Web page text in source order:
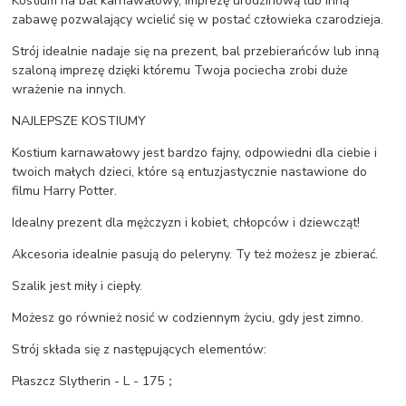
zabawę pozwalający wcielić się w postać człowieka czarodzieja.
Strój idealnie nadaje się na prezent, bal przebierańców lub inną
szaloną imprezę dzięki któremu Twoja pociecha zrobi duże
wrażenie na innych.
NAJLEPSZE KOSTIUMY
Kostium karnawałowy jest bardzo fajny, odpowiedni dla ciebie i
twoich małych dzieci, które są entuzjastycznie nastawione do
filmu Harry Potter.
Idealny prezent dla mężczyzn i kobiet, chłopców i dziewcząt!
Akcesoria idealnie pasują do peleryny. Ty też możesz je zbierać.
Szalik jest miły i ciepły.
Możesz go również nosić w codziennym życiu, gdy jest zimno.
Strój składa się z następujących elementów:
Płaszcz Slytherin - L - 175；